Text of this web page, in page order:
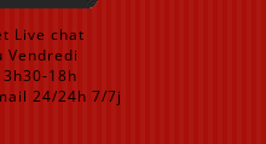
Live chat
Vendredi
18h
24/24h 7/7j